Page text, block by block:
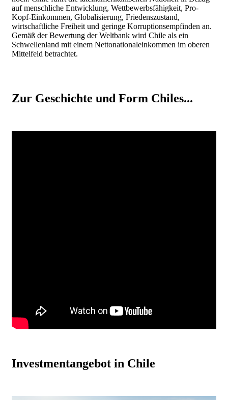
auf menschliche Entwicklung, Wettbewerbsfähigkeit, Pro-
Kopf-Einkommen, Globalisierung, Friedenszustand,
wirtschaftliche Freiheit und geringe Korruptionsempfinden an.
Gemäß der Bewertung der Weltbank wird Chile als ein
Schwellenland mit einem Nettonationaleinkommen im oberen
Mittelfeld betrachtet.
Zur Geschichte und Form Chiles...
Investmentangebot in Chile